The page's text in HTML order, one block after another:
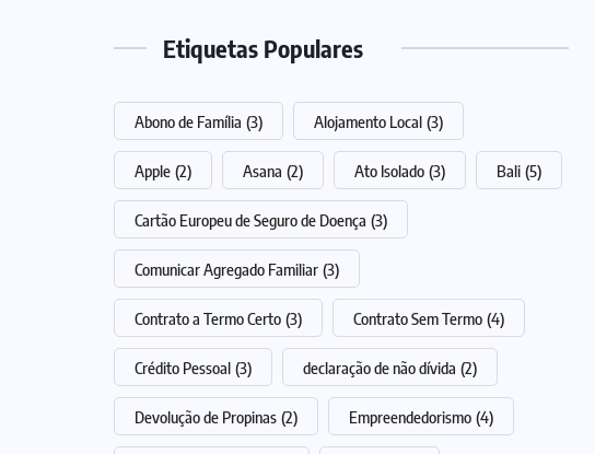
Etiquetas Populares
Abono de Família (3) Alojamento Local (3)
Apple (2) Asana (2) Ato Isolado (3) Bali (5)
Cartão Europeu de Seguro de Doença (3)
Comunicar Agregado Familiar (3)
Contrato a Termo Certo (3) Contrato Sem Termo (4)
Crédito Pessoal (3) declaração de não dívida (2)
Devolução de Propinas (2) Empreendedorismo (4)